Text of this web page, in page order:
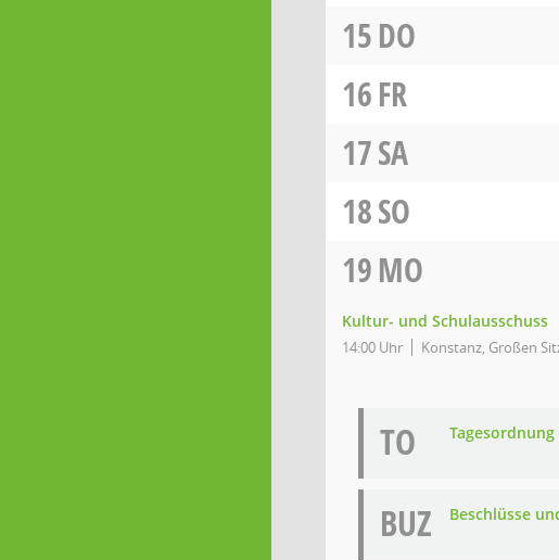
15DO
16FR
17SA
18SO
19MO
Kultur- und Schulausschuss
14:00 Uhr Konstanz, Großen
TO
BUZ Beschlüsse